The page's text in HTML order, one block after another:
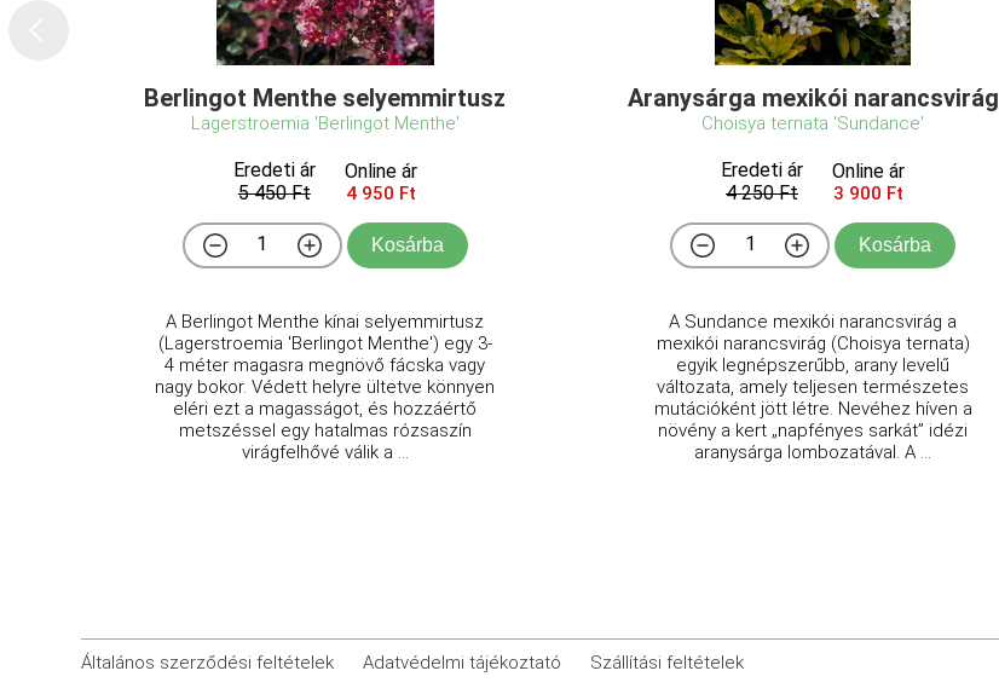
Berlingot Menthe selyemmirtusz
Lagerstroemia 'Berlingot Menthe'
Eredeti ár
5 450 Ft
Online ár
4 950 Ft
Kosárba
A Berlingot Menthe kínai selyemmirtusz
(Lagerstroemia 'Berlingot Menthe') egy 3-
4 méter magasra megnövő fácska vagy
nagy bokor. Védett helyre ültetve könnyen
eléri ezt a magasságot, és hozzáértő
metszéssel egy hatalmas rózsaszín
virágfelhővé válik a ...
Aranysárga mexikói narancsvirág
Choisya ternata 'Sundance'
Eredeti ár
4 250 Ft
Online ár
3 900 Ft
Kosárba
A Sundance mexikói narancsvirág a
mexikói narancsvirág (Choisya ternata)
egyik legnépszerűbb, arany levelű
változata, amely teljesen természetes
mutációként jött létre. Nevéhez híven a
növény a kert „napfényes sarkát” idézi
aranysárga lombozatával. A ...
Általános szerződési feltételek Adatvédelmi tájékoztató
Szállítási feltételek